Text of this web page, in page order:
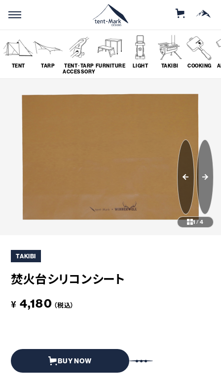
STORE
MOUNTAIN
TENT
TARP
TENT･TARP
ACCESSORY
FURNITURE LIGHT TAKIBI COOKING
コラボレーション 粋
ABOUT US
INFORMATION CONTACT
1/4
TAKIBI
焚火台シリコンシート
¥ 4,180 （税込）
BUY NOW